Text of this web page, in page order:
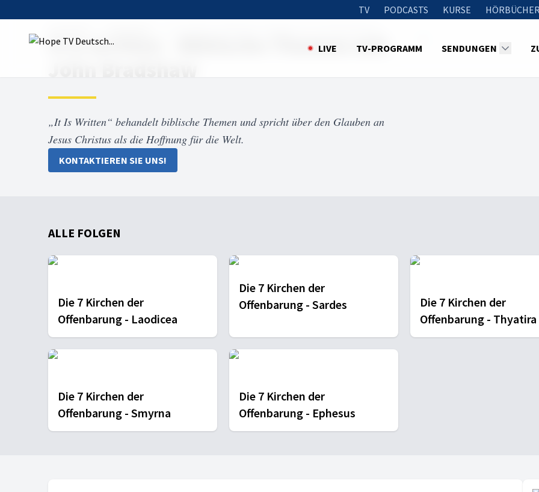
TV PODCASTS KURSE
LIVE TV-PROGRAMM SENDUNGEN
It is written - Biblische Themen mit
„It Is Written“ behandelt biblische Themen und spricht über den Glauben an
Jesus Christus als die Hoffnung für die Welt.
KONTAKTIEREN SIE UNS!
ALLE FOLGEN
Die 7 Kirchen der
Offenbarung - Laodicea
Die 7 Kirchen der
Offenbarung - Sardes
Die 7 Kirchen der
Offenbarung - Thyatira
Philadelphia
Die 7 Kirchen der
Offenbarung - Smyrna
Die 7 Kirchen der
Offenbarung - Ephesus